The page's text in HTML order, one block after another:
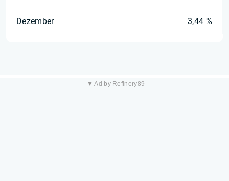
Dezember 3,44 %
▼ Ad by Refinery89